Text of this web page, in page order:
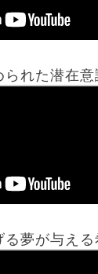
れた潜在意
る夢が与える